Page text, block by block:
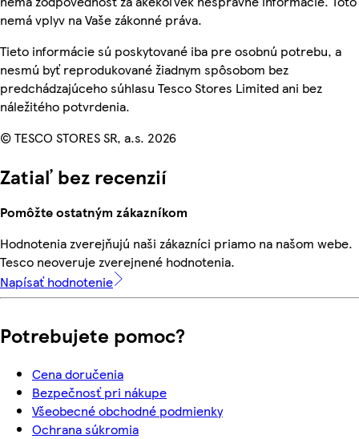
nemá vplyv na Vaše zákonné práva.
Tieto informácie sú poskytované iba pre osobnú potrebu, a
nesmú byť reprodukované žiadnym spôsobom bez
predchádzajúceho súhlasu Tesco Stores Limited ani bez
náležitého potvrdenia.
© TESCO STORES SR, a.s. 2026
Zatiaľ bez recenzií
Pomôžte ostatným zákazníkom
Hodnotenia zverejňujú naši zákazníci priamo na našom webe.
Tesco neoveruje zverejnené hodnotenia.
Napísať hodnotenie
Potrebujete pomoc?
Cena doručenia
Bezpečnosť pri nákupe
Všeobecné obchodné podmienky
Ochrana súkromia